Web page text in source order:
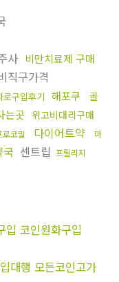
사 비만치료제 구매
직구가격
로구입후기 해포쿠
골
는곳 위고비대리구매
로코밀 다이어트약
마
국 센트립 프릴리지
코인원화구입
대행 모든코인고가